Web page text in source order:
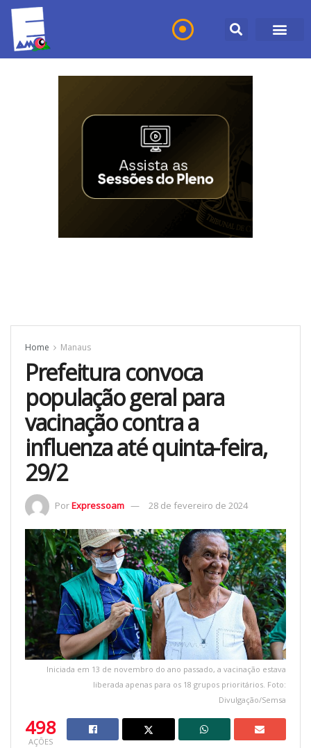
Home Manaus
Prefeitura convoca
população geral para
vacinação contra a
influenza até quinta-feira,
29/2
PorExpressoam 28 de fevereiro de 2024
Iniciada em 13 de novembro do ano passado, a vacinação estava
liberada apenas para os 18 grupos prioritários. Foto:
Divulgação/Semsa
498
AÇÕES